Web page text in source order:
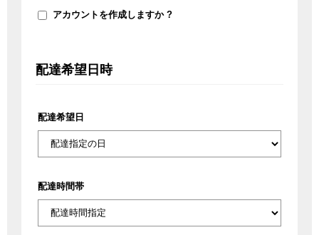
シ
アカウントを作成しますか ?
配達希望日時
配達希望日
配達時間帯